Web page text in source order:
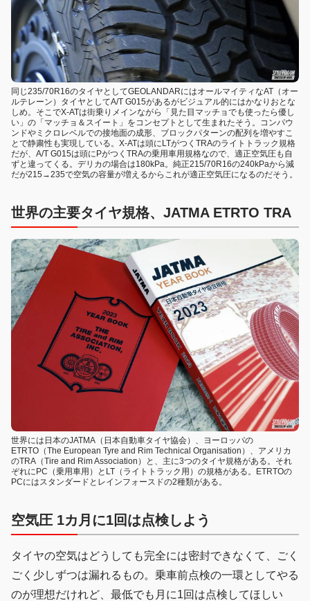
同じ235/70R16のタイヤとしてGEOLANDARにはオールマイティなAT（オー
ルテレーン）タイヤとしてA/T G015があるがビジュアル的にはかなりおとな
しめ。そこでX-ATは街乗りメインながら「見た目マッチョでも使ったら優し
い」の「マッチョ＆スイート」をコンセプトとして生まれたそう。コンパウ
ンドやミクロレベルでの接地面の成形、ブロックパターンの配列を増やすこ
とで静粛性も実現している。X-ATは頭にLTがつくTRAのライトトラック規格
だが、A/T G015は頭にPがつくTRAの乗用車用規格なので、適正空気圧も自
ずと違ってくる。デリカの場合は180kPa。純正215/70R16の240kPaから減
だが215→235で空気の容量が増えるからこれが適正空気圧になるのだそう。
世界の主要タイヤ規格、JATMA ETRTO TRA
世界には日本のJATMA（日本自動車タイヤ協会）、ヨーロッパの
ETRTO（The European Tyre and Rim Technical Organisation）、アメリカ
のTRA（Tire and Rim Association）と、主に3つのタイヤ規格がある。それ
ぞれにPC（乗用車用）とLT（ライトトラック用）の規格がある。ETRTOの
PCにはスタンダードとレインフォースドの2種類がある。
空気圧 1カ月に1回は点検しよう
タイヤの空気はどうしても完全には密封できなくて、ごく
ごく少しずつは漏れるもの。乗車前点検の一環としてやる
のが理想だけれど、最低でも月に1回は点検してほしい